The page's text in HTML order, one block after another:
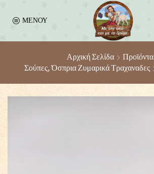
ΜΕΝΟΥ
Αρχική Σελίδα
Προϊόντα
Σούπες, Όσπρια Ζυμαρικά Τραχαναδες